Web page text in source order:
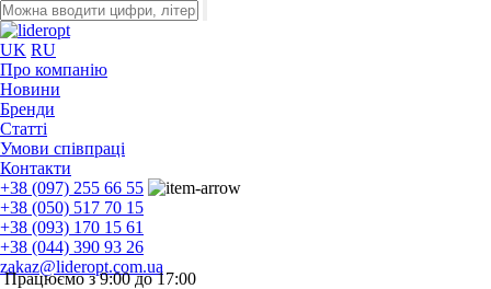
UK RU
Про компанію
Новини
Бренди
Статті
Умови співпраці
Контакти
+38 (097) 255 66 55
+38 (050) 517 70 15
+38 (093) 170 15 61
+38 (044) 390 93 26
zakaz@lideropt.com.ua
Працюємо з 9:00 до 17:00